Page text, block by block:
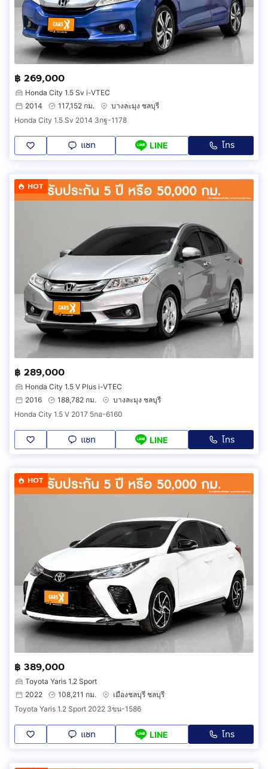
฿ 269,000
Honda City 1.5 Sv i-VTEC
2014
117,152 กม.
บางละมุง ชลบุรี
Honda City 1.5 Sv 2014 3กฐ-1178
แชท LINE โทร
HOT
฿ 289,000
Honda City 1.5 V Plus i-VTEC
2016
188,782 กม.
บางละมุง ชลบุรี
Honda City 1.5 V 2017 5กอ-6160
แชท LINE โทร
HOT
฿ 389,000
Toyota Yaris 1.2 Sport
2022
108,211 กม.
เมืองชลบุรี ชลบุรี
Toyota Yaris 1.2 Sport 2022 3ขน-1586
แชท LINE โทร